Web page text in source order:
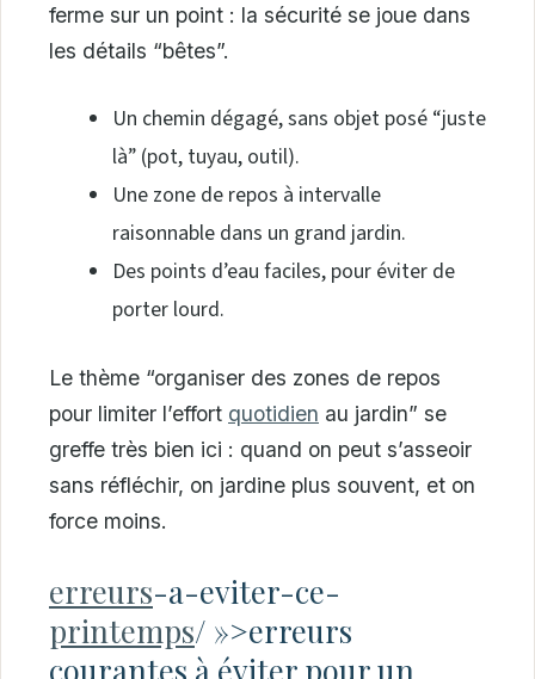
ferme sur un point : la sécurité se joue dans
les détails “bêtes”.
Un chemin dégagé, sans objet posé “juste
là” (pot, tuyau, outil).
Une zone de repos à intervalle
raisonnable dans un grand jardin.
Des points d’eau faciles, pour éviter de
porter lourd.
Le thème “organiser des zones de repos
pour limiter l’effort quotidien au jardin” se
greffe très bien ici : quand on peut s’asseoir
sans réfléchir, on jardine plus souvent, et on
force moins.
erreurs-a-eviter-ce-
printemps/ »>erreurs
courantes à éviter pour un